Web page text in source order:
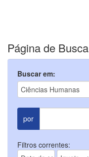
Página de Busca
Buscar em:
por
Filtros correntes: